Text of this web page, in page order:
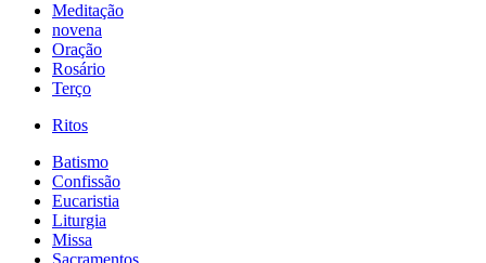
Meditação
novena
Oração
Rosário
Terço
Ritos
Batismo
Confissão
Eucaristia
Liturgia
Missa
Sacramentos